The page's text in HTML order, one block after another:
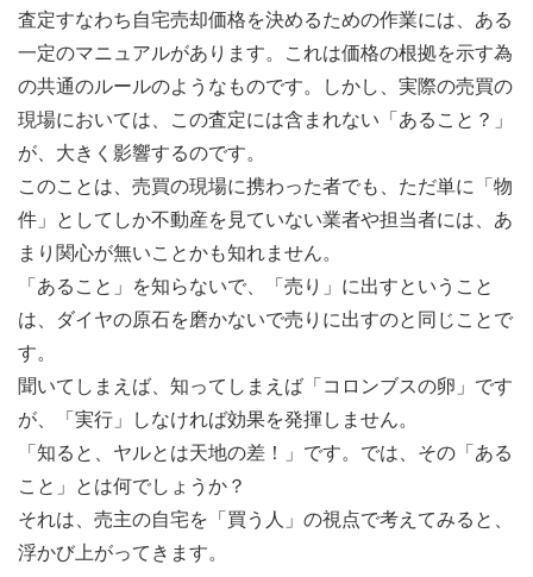
査定すなわち自宅売却価格を決めるための作業には、ある
一定のマニュアルがあります。これは価格の根拠を示す為
の共通のルールのようなものです。しかし、実際の売買の
現場においては、この査定には含まれない「あること？」
が、大きく影響するのです。
このことは、売買の現場に携わった者でも、ただ単に「物
件」としてしか不動産を見ていない業者や担当者には、あ
まり関心が無いことかも知れません。
「あること」を知らないで、「売り」に出すということ
は、ダイヤの原石を磨かないで売りに出すのと同じことで
す。
聞いてしまえば、知ってしまえば「コロンブスの卵」です
が、「実行」しなければ効果を発揮しません。
「知ると、ヤルとは天地の差！」です。では、その「ある
こと」とは何でしょうか？
それは、売主の自宅を「買う人」の視点で考えてみると、
浮かび上がってきます。